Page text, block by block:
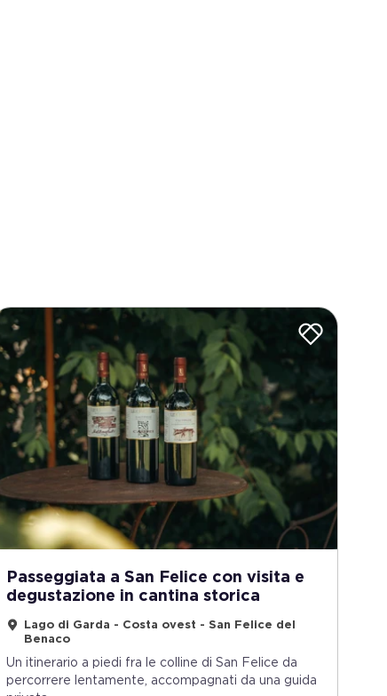
Passeggiata a San Felice con visita e
degustazione in cantina storica
Lago di Garda - Costa ovest - San Felice del
Benaco
Un itinerario a piedi fra le colline di San Felice da
percorrere lentamente, accompagnati da una guida